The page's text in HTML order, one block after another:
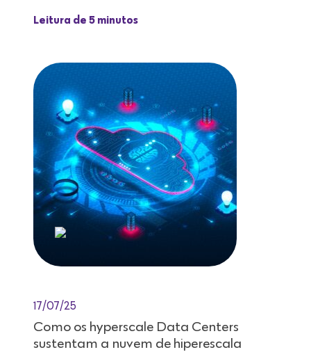
Leitura de 5 minutos
17/07/25
Como os hyperscale Data Centers
sustentam a nuvem de hiperescala